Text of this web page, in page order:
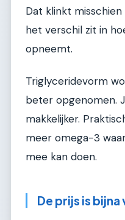
Dat klinkt
het verschil zit in
opneemt.
Triglyceridevorm
beter opgenomen.
makkelijker.
meer omega-3
mee kan doen.
De prijs is